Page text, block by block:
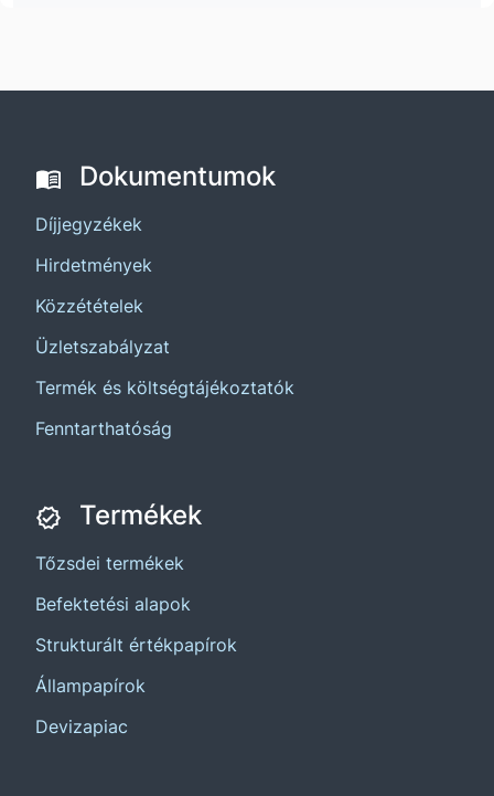
Dokumentumok
Díjjegyzékek
Hirdetmények
Közzétételek
Üzletszabályzat
Termék és költségtájékoztatók
Fenntarthatóság
Termékek
Tőzsdei termékek
Befektetési alapok
Strukturált értékpapírok
Állampapírok
Devizapiac